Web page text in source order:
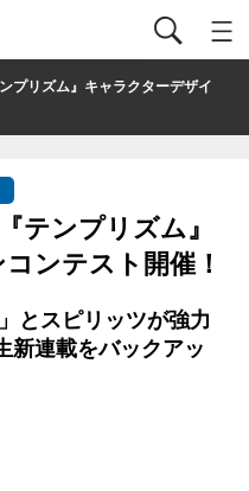
リズム』キャラクターデザイ
テンプリズム』
ンテスト開催！
と スピリッツが強力
新連載をバックアッ